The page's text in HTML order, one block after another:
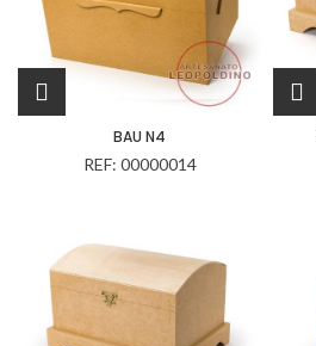
BAU N4
REF: 00000014